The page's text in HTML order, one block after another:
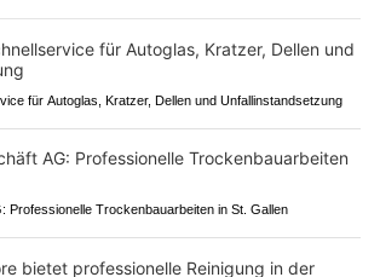
für Autoglas, Kratzer, Dellen und Unfallinstandsetzung
Professionelle Trockenbauarbeiten in St. Gallen